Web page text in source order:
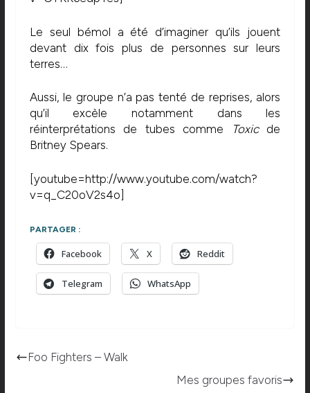
Le seul bémol a été d’imaginer qu’ils jouent
devant dix fois plus de personnes sur leurs
terres…
Aussi, le groupe n’a pas tenté de reprises, alors
qu’il excèle notamment dans les
réinterprétations de tubes comme
Toxicde
Britney Spears.
[youtube=http://www.youtube.com/watch?
v=q_C20oV2s4o]
PARTAGER :
Facebook X Reddit
Telegram WhatsApp
Foo Fighters – Walk
Mes groupes favoris